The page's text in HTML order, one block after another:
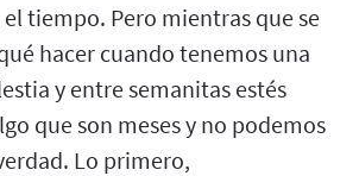
tiempo. Pero mientras que se
hacer cuando tenemos una
y entre semanitas estés
que son meses y no podemos
Lo primero,